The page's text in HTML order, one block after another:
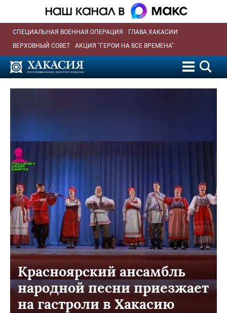
СПЕЦИАЛЬНАЯ ВОЕННАЯ ОПЕРАЦИЯ
ГЛАВА ХАКАСИИ
ВЕРХОВНЫЙ СОВЕТ
АКЦИЯ "ГЕРОИ НА ВСЕ ВРЕМЕНА"
Красноярский ансамбль
народной песни приезжает
на гастроли в Хакасию